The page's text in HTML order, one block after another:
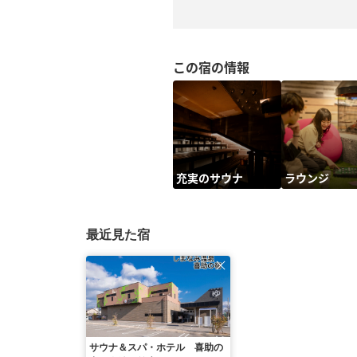
この宿の情報
充実のサウナ ラウンジ
最近見た宿
サウナ＆スパ・ホテル 喜助の